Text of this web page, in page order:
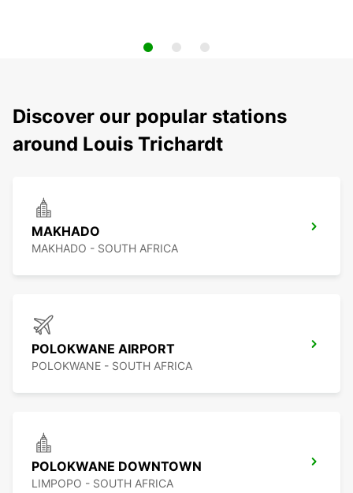
Discover our popular stations
around Louis Trichardt
MAKHADO
MAKHADO - SOUTH AFRICA
POLOKWANE AIRPORT
POLOKWANE - SOUTH AFRICA
POLOKWANE DOWNTOWN
LIMPOPO - SOUTH AFRICA